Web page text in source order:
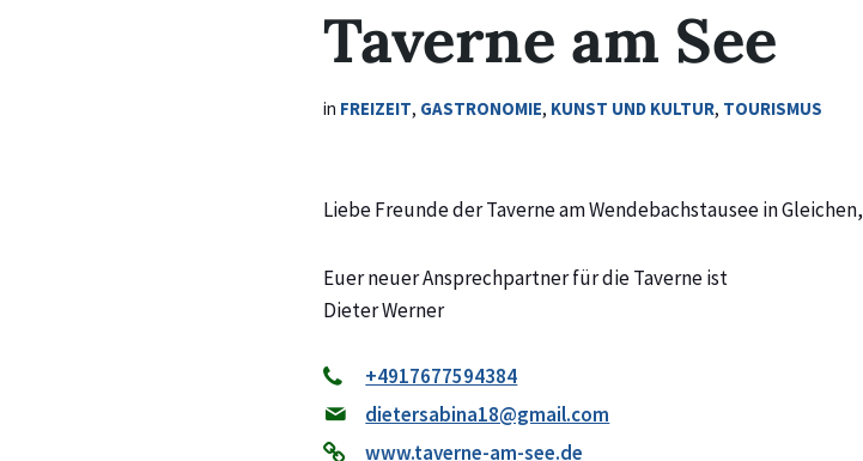
Taverne am See
in FREIZEIT, GASTRONOMIE, KUNST UND KULTUR, TOURISMUS
Liebe Freunde der Taverne am Wendebachstausee in Gleichen,
Euer neuer Ansprechpartner für die Taverne ist
Dieter Werner
+4917677594384
dietersabina18@gmail.com
www.taverne-am-see.de